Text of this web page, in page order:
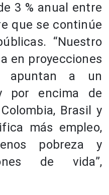
3 % anual entre
que se continúe
“Nuestro
en proyecciones
apuntan a un
por encima de
Brasil y
más empleo,
pobreza y
de vida”,